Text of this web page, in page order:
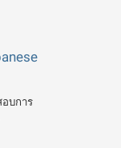
อบการ